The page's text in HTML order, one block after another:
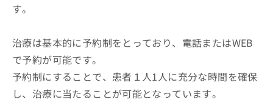
す。
治療は基本的に予約制をとっており、電話またはWEB
で予約が可能です。
予約制にすることで、患者１人1人に充分な時間を確保
し、治療に当たることが可能となっています。